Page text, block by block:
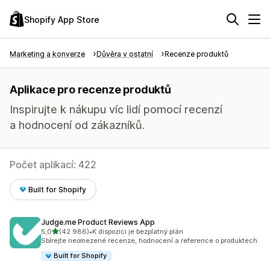
Shopify App Store
Marketing a konverze Důvěra v ostatní Recenze produktů
Aplikace pro recenze produktů
Inspirujte k nákupu víc lidí pomocí recenzí
a hodnocení od zákazníků.
Počet aplikací: 422
Built for Shopify
Judge.me Product Reviews App
5,0z 5 hvězd
(42 986)
Celkový počet recenzí: 42986
•K dispozici je bezplatný plán
Sbírejte neomezené recenze, hodnocení a reference o produktech
Built for Shopify